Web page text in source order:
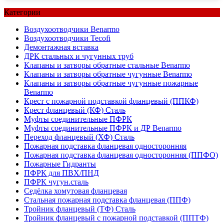
Категории
Воздухоотводчики Benarmo
Воздухоотводчики Tecofi
Демонтажная вставка
ДРК стальных и чугунных труб
Клапаны и затворы обратные стальные Benarmo
Клапаны и затворы обратные чугунные Benarmo
Клапаны и затворы обратные чугунные пожарные
Benarmo
Крест с пожарной подставкой фланцевый (ППКФ)
Крест фланцевый (КФ) Сталь
Муфты соединительные ПФРК
Муфты соединительные ПФРК и ДР Benarmo
Переход фланцевый (ХФ) Сталь
Пожарная подставка фланцевая односторонняя
Пожарная подставка фланцевая односторонняя (ППФО)
Пожарные Гидранты
ПФРК для ПВХ/ПНД
ПФРК чугун.сталь
Седёлка хомутовая фланцевая
Стальная пожарная подставка фланцевая (ППФ)
Тройник фланцевый (ТФ) Сталь
Тройник фланцевый с пожарной подставкой (ППТФ)